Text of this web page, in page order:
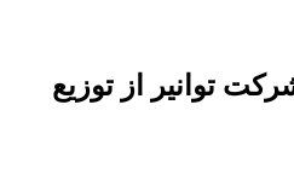
توانیر از توزیع